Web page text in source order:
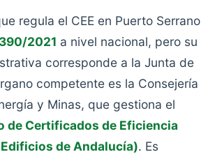
regula el CEE en Puerto Serrano
2021 a nivel nacional, pero su
corresponde a la Junta de
competente es la Consejería
y Minas, que gestiona el
de Certificados de Eficiencia
de Andalucía). Es